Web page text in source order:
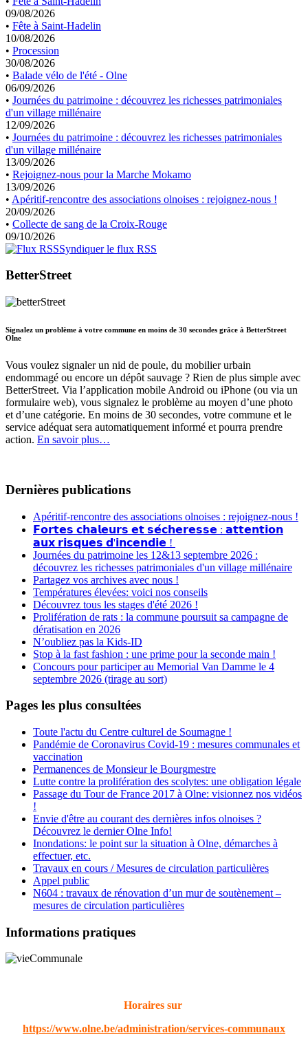
09/08/2026
• Fête à Saint-Hadelin
10/08/2026
• Procession
30/08/2026
• Balade vélo de l'été - Olne
06/09/2026
• Journées du patrimoine : découvrez les richesses patrimoniales
d'un village millénaire
12/09/2026
• Journées du patrimoine : découvrez les richesses patrimoniales
d'un village millénaire
13/09/2026
• Rejoignez-nous pour la Marche Mokamo
13/09/2026
• Apéritif-rencontre des associations olnoises : rejoignez-nous !
20/09/2026
• Collecte de sang de la Croix-Rouge
09/10/2026
Syndiquer le flux RSS
BetterStreet
Signalez un problème à votre commune en moins de 30 secondes grâce à BetterStreet
Olne
Vous voulez signaler un nid de poule, du mobilier urbain
endommagé ou encore un dépôt sauvage ? Rien de plus simple avec
BetterStreet. Via l’application mobile Android ou iPhone (ou via un
formulaire web), vous signalez le problème au moyen d’une photo
et d’une catégorie. En moins de 30 secondes, votre commune et le
service adéquat sera automatiquement informé et pourra prendre
action. En savoir plus…
Dernières publications
Apéritif-rencontre des associations olnoises : rejoignez-nous !
𝗙𝗼𝗿𝘁𝗲𝘀 𝗰𝗵𝗮𝗹𝗲𝘂𝗿𝘀 𝗲𝘁 𝘀𝗲́𝗰𝗵𝗲𝗿𝗲𝘀𝘀𝗲 : 𝗮𝘁𝘁𝗲𝗻𝘁𝗶𝗼𝗻
𝗮𝘂𝘅 𝗿𝗶𝘀𝗾𝘂𝗲𝘀 𝗱'𝗶𝗻𝗰𝗲𝗻𝗱𝗶𝗲 !
Journées du patrimoine les 12&13 septembre 2026 :
découvrez les richesses patrimoniales d'un village millénaire
Partagez vos archives avec nous !
Températures élevées: voici nos conseils
Découvrez tous les stages d'été 2026 !
Prolifération de rats : la commune poursuit sa campagne de
dératisation en 2026
N’oubliez pas la Kids-ID
Stop à la fast fashion : une prime pour la seconde main !
Concours pour participer au Memorial Van Damme le 4
septembre 2026 (tirage au sort)
Pages les plus consultées
Toute l'actu du Centre culturel de Soumagne !
Pandémie de Coronavirus Covid-19 : mesures communales et
vaccination
Permanences de Monsieur le Bourgmestre
Lutte contre la prolifération des scolytes: une obligation légale
Passage du Tour de France 2017 à Olne: visionnez nos vidéos
!
Envie d'être au courant des dernières infos olnoises ?
Découvrez le dernier Olne Info!
Inondations: le point sur la situation à Olne, démarches à
effectuer, etc.
Travaux en cours / Mesures de circulation particulières
Appel public
N604 : travaux de rénovation d’un mur de soutènement –
mesures de circulation particulières
Informations pratiques
Horaires sur
https://www.olne.be/administration/services-communaux